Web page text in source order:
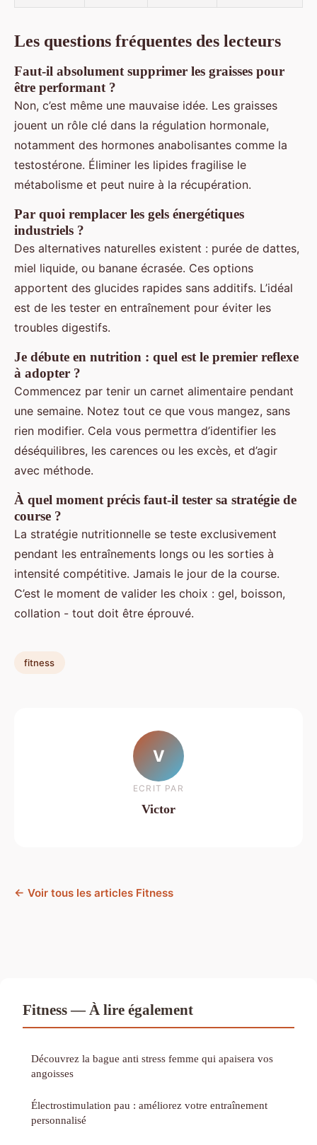
Les questions fréquentes des lecteurs
Faut-il absolument supprimer les graisses pour
être performant ?
Non, c’est même une mauvaise idée. Les graisses
jouent un rôle clé dans la régulation hormonale,
notamment des hormones anabolisantes comme la
testostérone. Éliminer les lipides fragilise le
métabolisme et peut nuire à la récupération.
Par quoi remplacer les gels énergétiques
industriels ?
Des alternatives naturelles existent : purée de dattes,
miel liquide, ou banane écrasée. Ces options
apportent des glucides rapides sans additifs. L’idéal
est de les tester en entraînement pour éviter les
troubles digestifs.
Je débute en nutrition : quel est le premier reflexe
à adopter ?
Commencez par tenir un carnet alimentaire pendant
une semaine. Notez tout ce que vous mangez, sans
rien modifier. Cela vous permettra d’identifier les
déséquilibres, les carences ou les excès, et d’agir
avec méthode.
À quel moment précis faut-il tester sa stratégie de
course ?
La stratégie nutritionnelle se teste exclusivement
pendant les entraînements longs ou les sorties à
intensité compétitive. Jamais le jour de la course.
C’est le moment de valider les choix : gel, boisson,
collation - tout doit être éprouvé.
fitness
V
ECRIT PAR
Victor
← Voir tous les articles Fitness
Fitness — À lire également
Découvrez la bague anti stress femme qui apaisera vos
angoisses
Électrostimulation pau : améliorez votre entraînement
personnalisé